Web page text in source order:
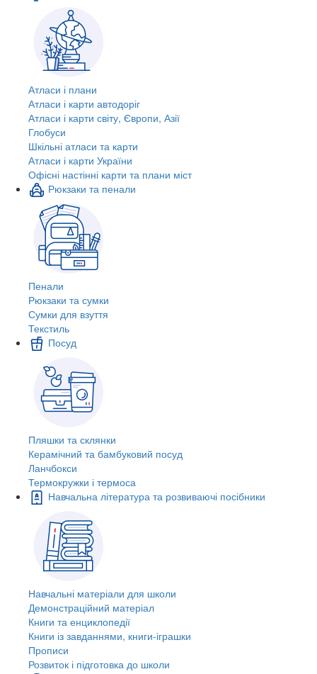
Атласи і плани
Атласи і карти автодоріг
Атласи і карти світу, Європи, Азії
Глобуси
Шкільні атласи та карти
Атласи і карти України
Офісні настінні карти та плани міст
Рюкзаки та пенали
Пенали
Рюкзаки та сумки
Сумки для взуття
Текстиль
Посуд
Пляшки та склянки
Керамічний та бамбуковий посуд
Ланчбокси
Термокружки і термоса
Навчальна література та розвиваючі посібники
Навчальні матеріали для школи
Демонстраційний матеріал
Книги та енциклопедії
Книги із завданнями, книги-іграшки
Прописи
Розвиток і підготовка до школи